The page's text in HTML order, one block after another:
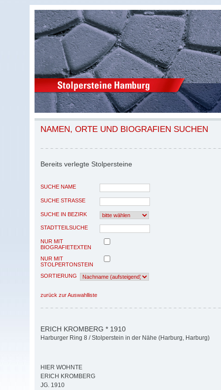
NAMEN, ORTE UND BIOGRAFIEN SUCHEN
Bereits verlegte Stolpersteine
SUCHE NAME
SUCHE STRASSE
SUCHE IN BEZIRK
STADTTEILSUCHE
NUR MIT
BIOGRAFIETEXTEN
NUR MIT
STOLPERTONSTEIN
SORTIERUNG
zurück zur Auswahlliste
ERICH KROMBERG * 1910
Harburger Ring 8 / Stolperstein in der Nähe (Harburg, Harburg)
HIER WOHNTE
ERICH KROMBERG
JG. 1910